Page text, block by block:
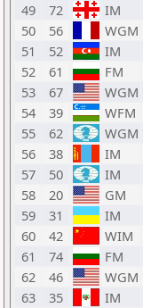
49
72 IM
50
56 WGM
51
52 IM
52
61 FM
53
67 WGM
54
39 WFM
55
62 WGM
56
38 IM
57
50 IM
58
20 GM
59
31 IM
60
42 WIM
61
74 FM
62
46 WGM
63
35 IM